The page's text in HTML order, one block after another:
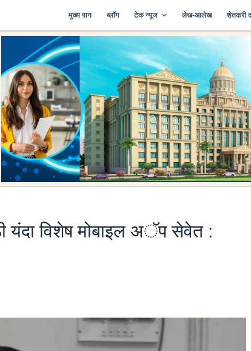
मुख्य पान ब्लॉग टेक न्यूज लेख-आलेख शेतकरी
यंदा विशेष मोबाइल अॅप सेवेत :